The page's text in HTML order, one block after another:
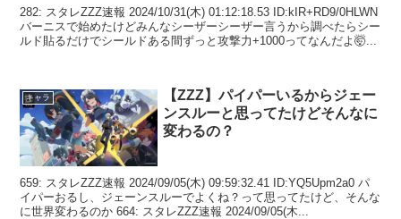
282: スタレZZZ速報 2024/10/31(木) 01:12:18.53 ID:kIR+RD9/0HLWN
バーニスで始めたけどみんなシーザーシーザー言うから調べたらシー
ルド貼るだけでシールドある間ずっと攻撃力+1000ってなんだよ🤯...
キャラ
【ZZZ】パイパーいるからジェー
ンスルーと思ってたけどそんなに
変わるの？
659: スタレZZZ速報 2024/09/05(木) 09:59:32.41 ID:YQ5Upm2a0 パ
イパーおるし、ジェーンスルーでよくね？って思ってたけど、そんな
に世界変わるのか 664: スタレZZZ速報 2024/09/05(木...